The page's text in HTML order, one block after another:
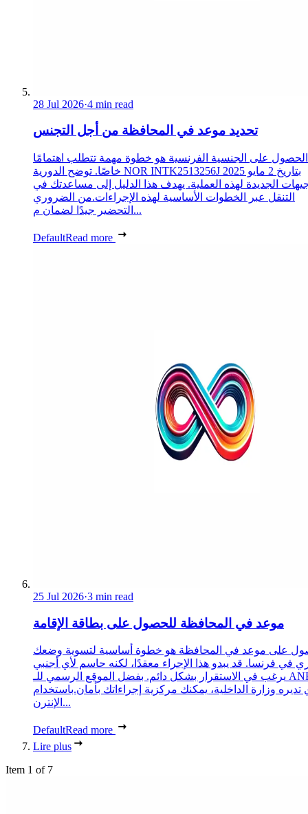
28 Jul 2026·4 min read
تحديد موعد في المحافظة من أجل التجنس
الحصول على الجنسية الفرنسية هو خطوة مهمة تتطلب اهتمامًا
خاصًا. توضح الدورية NOR INTK2513256J بتاريخ 2 مايو 2025
الجديدة لهذه العملية. يهدف هذا الدليل إلى مساعدتك في
التنقل عبر الخطوات الأساسية لهذه الإجراءات.من الضروري
التحضير جيدًا لضمان م...
DefaultRead more
25 Jul 2026·3 min read
موعد في المحافظة للحصول على بطاقة الإقامة
على موعد في المحافظة هو خطوة أساسية لتسوية وضعك
في فرنسا. قد يبدو هذا الإجراء معقدًا، لكنه حاسم لأي أجنبي
يرغب في الاستقرار بشكل دائم. بفضل الموقع الرسمي للـ ANEF،
تديره وزارة الداخلية، يمكنك مركزية إجراءاتك بأمان.باستخدام
الإنترن...
DefaultRead more
Lire plus
Item 1 of 7